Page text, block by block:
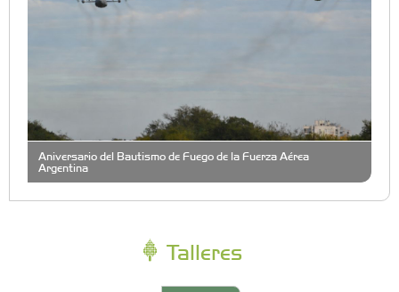
Aniversario del Bautismo de Fuego de la Fuerza Aérea
Argentina
Talleres